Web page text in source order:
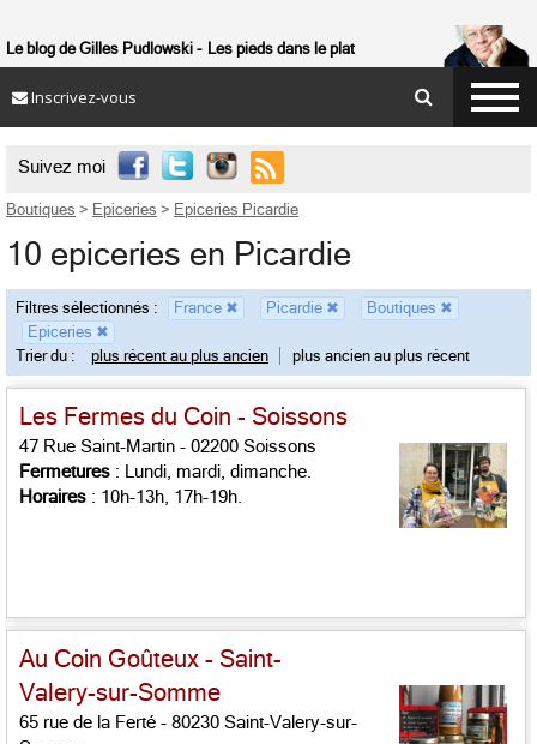
Le blog de Gilles Pudlowski Les pieds dans le plat
Inscrivez-vous
Suivez moi 
Boutiques > Epiceries > Epiceries Picardie
10 epiceries en Picardie
Filtres sélectionnés : France ✖ Picardie ✖ Boutiques ✖
Epiceries ✖
Trier du :
plus récent au plus ancien plus ancien au plus récent
Les Fermes du Coin - Soissons
47 Rue Saint-Martin - 02200 Soissons
Fermetures : Lundi, mardi, dimanche.
Horaires : 10h-13h, 17h-19h.
Au Coin Goûteux - Saint-
Valery-sur-Somme
65 rue de la Ferté - 80230 Saint-Valery-sur-